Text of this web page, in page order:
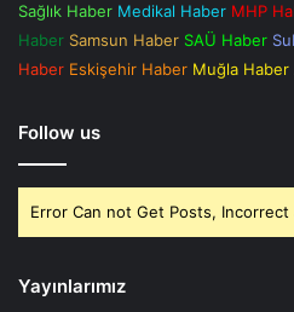
Sağlık Haber Medikal Haber MHP
Haber Samsun Haber SAÜ Haber
Haber Eskişehir Haber Muğla Haber
Follow us
Error Can not Get Posts,
Yayınlarımız